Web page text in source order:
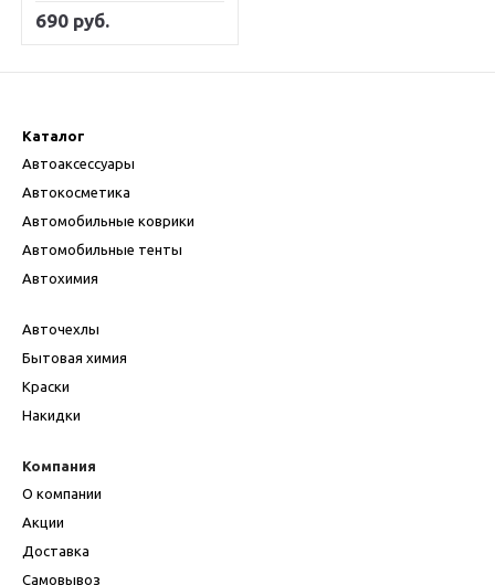
690 руб.
Каталог
Автоаксессуары
Автокосметика
Автомобильные коврики
Автомобильные тенты
Автохимия
Авточехлы
Бытовая химия
Краски
Накидки
Компания
О компании
Акции
Доставка
Самовывоз